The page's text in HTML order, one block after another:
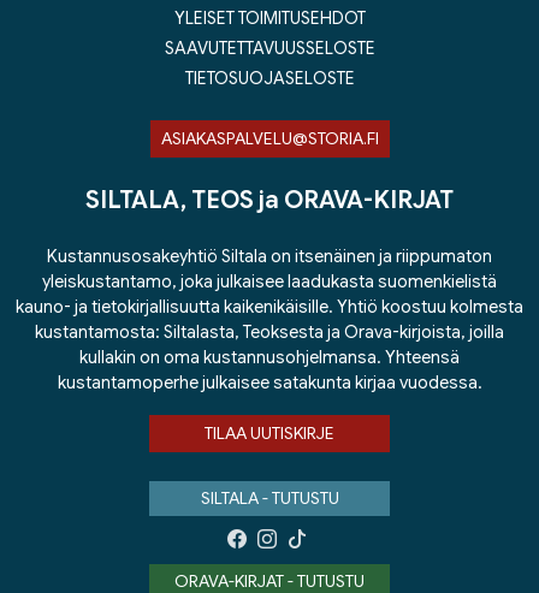
YLEISET TOIMITUSEHDOT
SAAVUTETTAVUUSSELOSTE
TIETOSUOJASELOSTE
ASIAKASPALVELU@STORIA.FI
SILTALA, TEOS ja ORAVA-KIRJAT
Kustannusosakeyhtiö Siltala on itsenäinen ja riippumaton
yleiskustantamo, joka julkaisee laadukasta suomenkielistä
kauno- ja tietokirjallisuutta kaikenikäisille. Yhtiö koostuu kolmesta
kustantamosta: Siltalasta, Teoksesta ja Orava-kirjoista, joilla
kullakin on oma kustannusohjelmansa. Yhteensä
kustantamoperhe julkaisee satakunta kirjaa vuodessa.
TILAA UUTISKIRJE
SILTALA - TUTUSTU
ORAVA-KIRJAT - TUTUSTU